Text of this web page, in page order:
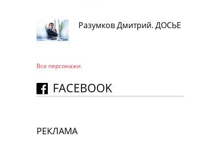
Разумков Дмитрий. ДОСЬЕ
Все персонажи
FACEBOOK
РЕКЛАМА